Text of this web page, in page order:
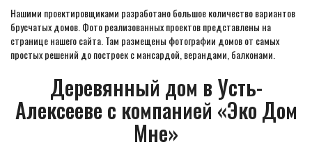
Нашими проектировщиками разработано большое количество вариантов
брусчатых домов. Фото реализованных проектов представлены на
странице нашего сайта. Там размещены фотографии домов от самых
простых решений до построек с мансардой, верандами, балконами.
Деревянный дом в Усть-
Алексееве с компанией «Эко Дом
Мне»